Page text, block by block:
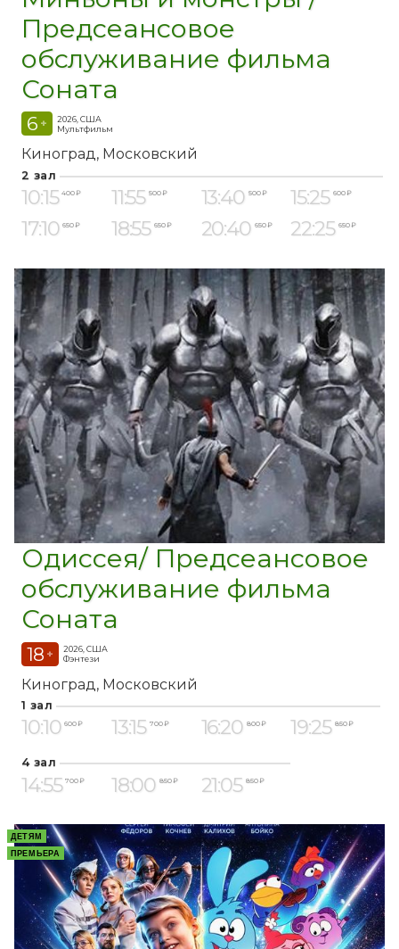
Предсеансовое
обслуживание фильма
Соната
6 +
2026, США
Мультфильм
Киноград Московский
2 зал
10:15 400 ₽ 11:55 500 ₽ 13:40 500 ₽ 15:25 600 ₽
17:10 650 ₽ 18:55 650 ₽ 20:40 650 ₽ 22:25 650 ₽
Одиссея/ Предсеансовое
обслуживание фильма
Соната
18 +
2026, США
Фэнтези
Киноград Московский
1 зал
10:10 600 ₽ 13:15 700 ₽ 16:20 800 ₽ 19:25 850 ₽
4 зал
14:55 700 ₽ 18:00 850 ₽ 21:05 850 ₽
ДЕТЯМ
ПРЕМЬЕРА